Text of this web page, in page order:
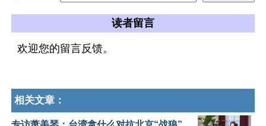
读者留言
欢迎您的留言反馈。
相关文章：